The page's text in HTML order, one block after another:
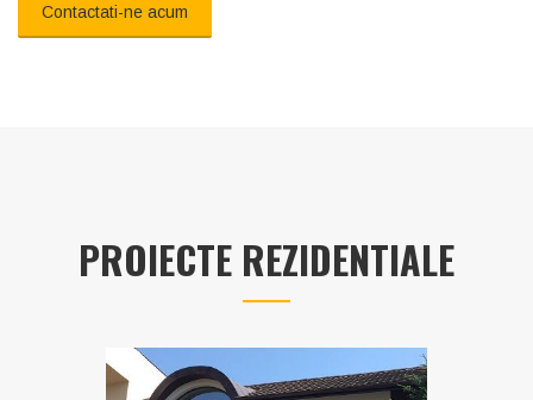
Contactati-ne acum
PROIECTE REZIDENTIALE